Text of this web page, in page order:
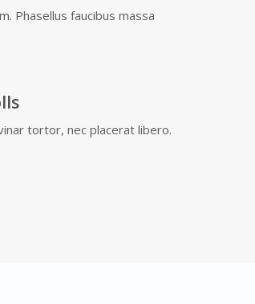
Phasellus faucibus massa
tortor, nec placerat libero.